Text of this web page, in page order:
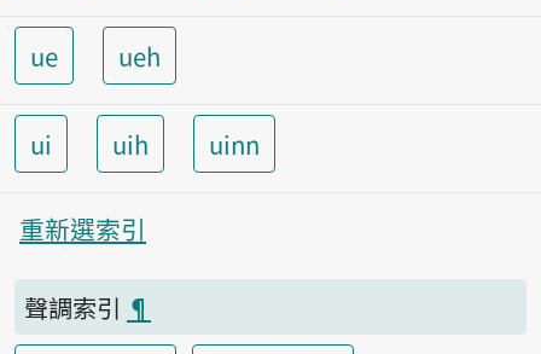
ue ueh
ui uih uinn
重新選索引
聲調索引 ¶